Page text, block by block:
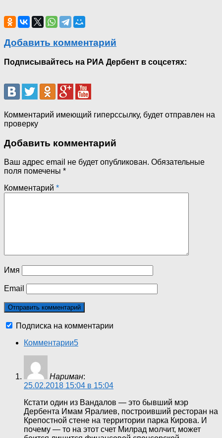
Добавить комментарий
Подписывайтесь на РИА Дербент в соцсетях:
Комментарий имеющий гиперссылку, будет отправлен на
проверку
Добавить комментарий
Ваш адрес email не будет опубликован. Обязательные
поля помечены *
Комментарий *
Имя
Email
Подписка на комментарии
Комментарии5
Нариман:
25.02.2018 15:04 в 15:04
Кстати один из Вандалов — это бывший мэр
Дербента Имам Яралиев, построивший ресторан на
Крепостной стене на территории парка Кирова. И
почему — то на этот счет Милрад молчит, может